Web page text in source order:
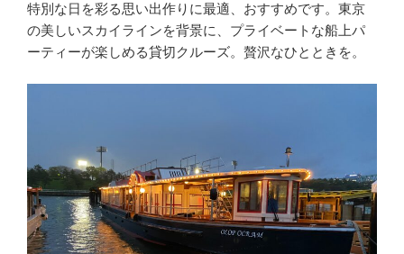
特別な日を彩る思い出作りに最適、おすすめです。東京
の美しいスカイラインを背景に、プライベートな船上パ
ーティーが楽しめる貸切クルーズ。贅沢なひとときを。